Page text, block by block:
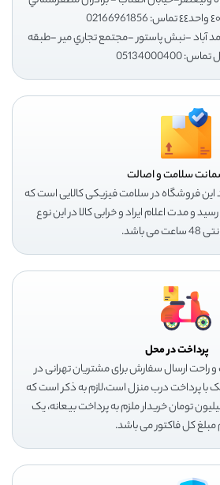
آباد -نبش پاستور -مجتمع تجاري مير -طبقه
05134000400
سلامت و اصالت
فروشگاه در سلامت فیزیکی کالایی است که
و مدت اعلام ایراد و خرابی کالا در این نوع
می باشد.
پرداخت در محل
ارسال سفارش برای مشتریان تهرانی در
پیک با پرداخت درب منزل است،لازم به ذکر است که
سفارش های بالای 10میلیون تومان خریدار ملزم به پرداخت بیعانه، یک
کل فاکتور می باشد.